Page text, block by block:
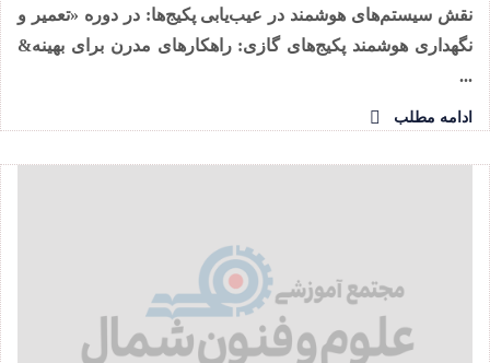
نقش سیستم‌های هوشمند در عیب‌یابی پکیج‌ها: در دوره «تعمیر و
نگهداری هوشمند پکیج‌های گازی: راهکارهای مدرن برای بهینه&
...
ادامه مطلب